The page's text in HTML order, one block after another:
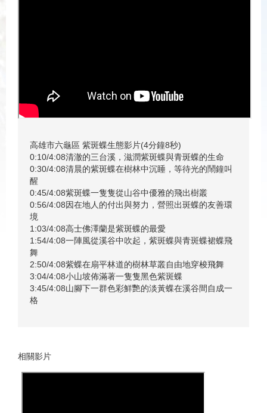
高雄市六龜區 紫斑蝶生態影片(4分鐘8秒)
0:10/4:08清澈的三台溪，滋潤紫斑蝶與青斑蝶的生命
0:30/4:08清晨的紫斑蝶在樹林中沉睡，等待光的鬧鐘叫
醒
0:45/4:08紫斑蝶一隻隻從山谷中優雅的飛出樹叢
0:56/4:08因在地人的付出與努力，營照出斑蝶的友善環
境
1:03/4:08高士佛澤蘭是紫斑蝶的最愛
1:54/4:08一陣風從溪谷中吹起，紫斑蝶與青斑蝶裙蝶飛
舞
2:50/4:08紫蝶在扇平林道的樹林草叢自由地穿梭飛舞
3:04/4:08小山坡佈滿著一隻隻黑色紫斑蝶
3:45/4:08山腳下一群色彩鮮艷的淡黃蝶在溪谷間自成一
格
相關影片